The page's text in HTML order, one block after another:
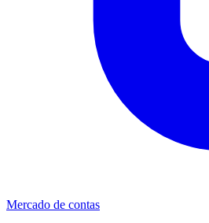
Mercado de contas